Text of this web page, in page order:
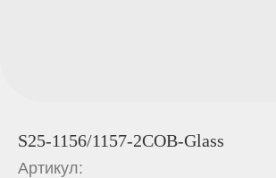
S25-1156/1157-2COB-Glass
Артикул: